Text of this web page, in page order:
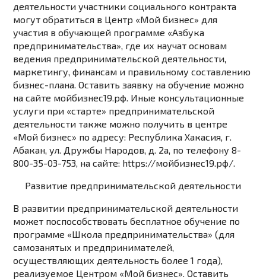
деятельности участники социального контракта
могут обратиться в Центр «Мой бизнес» для
участия в обучающей программе «Азбука
предпринимательства», где их научат основам
ведения предпринимательской деятельности,
маркетингу, финансам и правильному составлению
бизнес-плана. Оставить заявку на обучение можно
на сайте мойбизнес19.рф. Иные консультационные
услуги при «старте» предпринимательской
деятельности также можно получить в центре
«Мой бизнес» по адресу: Республика Хакасия, г.
Абакан, ул. Дружбы Народов, д. 2а, по телефону 8-
800-35-03-753, на сайте: https://мойбизнес19.рф/.
Развитие предпринимательской деятельности
В развитии предпринимательской деятельности
может поспособствовать бесплатное обучение по
программе «Школа предпринимательства» (для
самозанятых и предпринимателей,
осуществляющих деятельность более 1 года),
реализуемое Центром «Мой бизнес». Оставить